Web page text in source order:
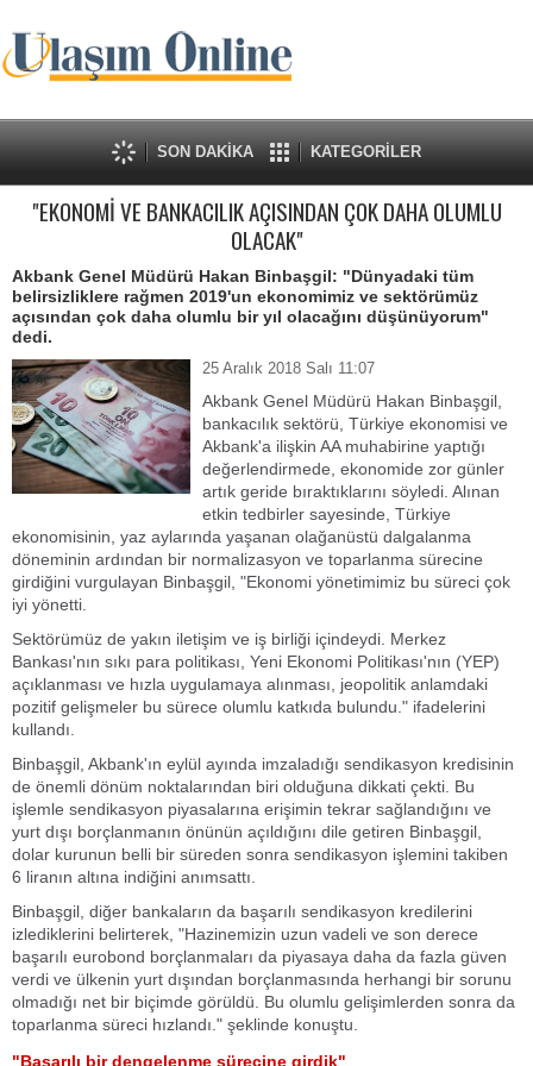
SON DAKİKA KATEGORİLER
"EKONOMİ VE BANKACILIK AÇISINDAN ÇOK DAHA OLUMLU
OLACAK"
Akbank Genel Müdürü Hakan Binbaşgil: "Dünyadaki tüm
belirsizliklere rağmen 2019'un ekonomimiz ve sektörümüz
açısından çok daha olumlu bir yıl olacağını düşünüyorum"
dedi.
25 Aralık 2018 Salı 11:07
Akbank Genel Müdürü Hakan Binbaşgil,
bankacılık sektörü, Türkiye ekonomisi ve
Akbank'a ilişkin AA muhabirine yaptığı
değerlendirmede, ekonomide zor günler
artık geride bıraktıklarını söyledi. Alınan
etkin tedbirler sayesinde, Türkiye
ekonomisinin, yaz aylarında yaşanan olağanüstü dalgalanma
döneminin ardından bir normalizasyon ve toparlanma sürecine
girdiğini vurgulayan Binbaşgil, "Ekonomi yönetimimiz bu süreci çok
iyi yönetti.
Sektörümüz de yakın iletişim ve iş birliği içindeydi. Merkez
Bankası'nın sıkı para politikası, Yeni Ekonomi Politikası'nın (YEP)
açıklanması ve hızla uygulamaya alınması, jeopolitik anlamdaki
pozitif gelişmeler bu sürece olumlu katkıda bulundu." ifadelerini
kullandı.
Binbaşgil, Akbank'ın eylül ayında imzaladığı sendikasyon kredisinin
de önemli dönüm noktalarından biri olduğuna dikkati çekti. Bu
işlemle sendikasyon piyasalarına erişimin tekrar sağlandığını ve
yurt dışı borçlanmanın önünün açıldığını dile getiren Binbaşgil,
dolar kurunun belli bir süreden sonra sendikasyon işlemini takiben
6 liranın altına indiğini anımsattı.
Binbaşgil, diğer bankaların da başarılı sendikasyon kredilerini
izlediklerini belirterek, "Hazinemizin uzun vadeli ve son derece
başarılı eurobond borçlanmaları da piyasaya daha da fazla güven
verdi ve ülkenin yurt dışından borçlanmasında herhangi bir sorunu
olmadığı net bir biçimde görüldü. Bu olumlu gelişimlerden sonra da
toparlanma süreci hızlandı." şeklinde konuştu.
"Başarılı bir dengelenme sürecine girdik"